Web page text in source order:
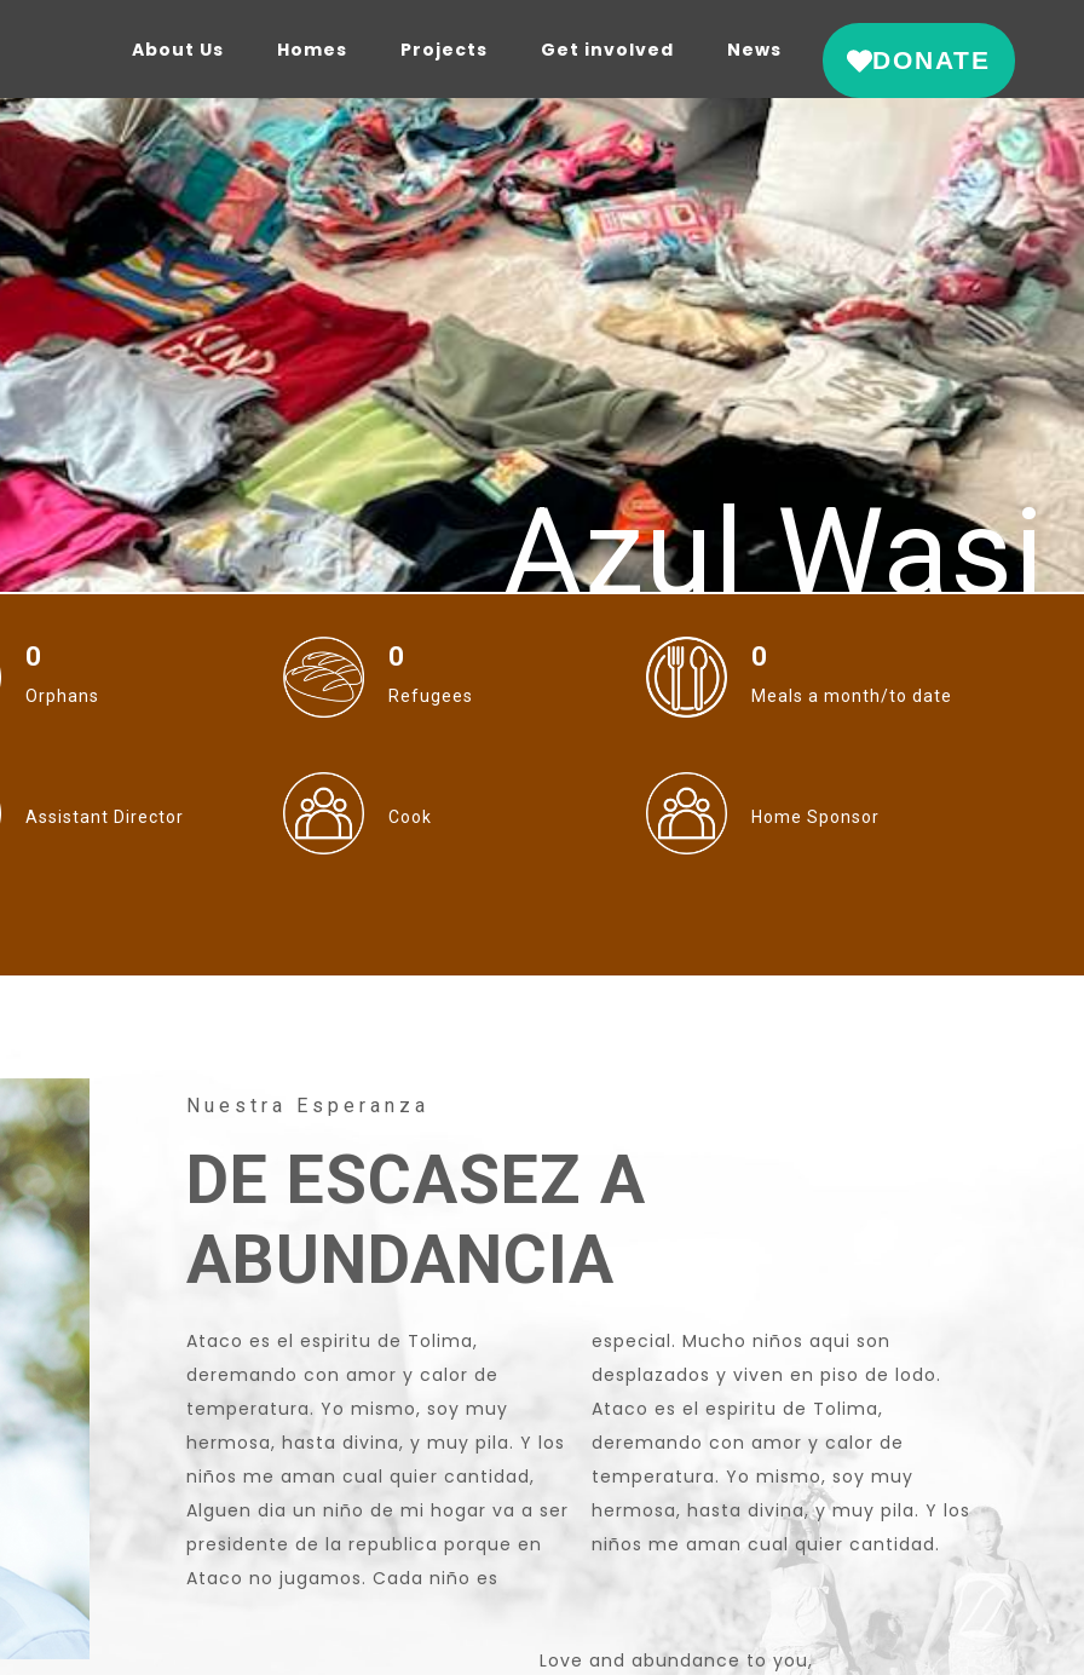
About Us Homes Projects Get involved News DONATE
Azul Wasi
0
Orphans
0
Refugees
0
Meals a month/to date
Assistant Director Cook Home Sponsor
Nuestra Esperanza
DE ESCASEZ A
ABUNDANCIA
Ataco es el espiritu de Tolima,
deremando con amor y calor de
temperatura. Yo mismo, soy muy
hermosa, hasta divina, y muy pila. Y los
niños me aman cual quier cantidad,
Alguen dia un niño de mi hogar va a ser
presidente de la republica porque en
Ataco no jugamos. Cada niño es
especial. Mucho niños aqui son
desplazados y viven en piso de lodo.
Ataco es el espiritu de Tolima,
deremando con amor y calor de
temperatura. Yo mismo, soy muy
hermosa, hasta divina, y muy pila. Y los
niños me aman cual quier cantidad.
Love and abundance to you,